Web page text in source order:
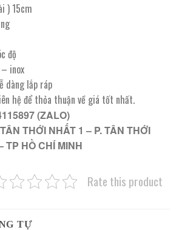
) 15cm
độ
inox
dàng lắp ráp
hệ để thỏa thuận về giá tốt nhất.
(ZALO)
THỚI NHẤT 1 – P. TÂN THỚI
TP HỒ CHÍ MINH
Rate this product
TỰ